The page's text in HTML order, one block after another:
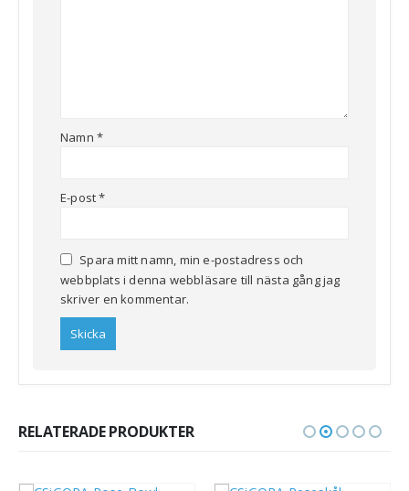
Namn *
E-post*
Spara mitt namn, min e-postadress och
webbplats i denna webbläsare till nästa gång jag
skriver en kommentar.
RELATERADE PRODUKTER